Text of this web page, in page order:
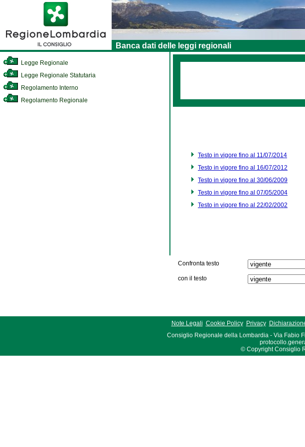
Banca dati delle leggi regionali
Legge Regionale
Legge Regionale Statutaria
Regolamento Interno
Regolamento Regionale
Testo in vigore fino al 11/07/2014
Testo in vigore fino al 16/07/2012
Testo in vigore fino al 30/06/2009
Testo in vigore fino al 07/05/2004
Testo in vigore fino al 22/02/2002
Confronta testo
con il testo
Note Legali Cookie Policy Privacy
Consiglio Regionale della Lombardia - Via Fabio
© Copyright Consiglio